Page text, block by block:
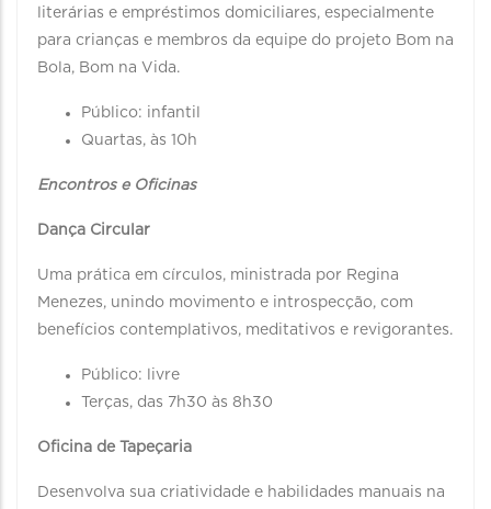
literárias e empréstimos domiciliares, especialmente
para crianças e membros da equipe do projeto Bom na
Bola, Bom na Vida.
Público: infantil
Quartas, às 10h
Encontros e Oficinas
Dança Circular
Uma prática em círculos, ministrada por Regina
Menezes, unindo movimento e introspecção, com
benefícios contemplativos, meditativos e revigorantes.
Público: livre
Terças, das 7h30 às 8h30
Oficina de Tapeçaria
Desenvolva sua criatividade e habilidades manuais na